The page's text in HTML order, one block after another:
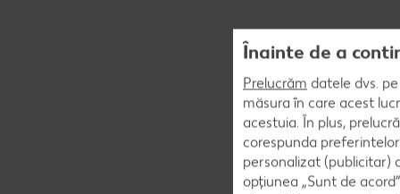
Înainte de a
Prelucrăm datele dvs.
măsura în care acest
acestuia. În plus,
corespunda
personalizat (publicitar)
opțiunea „Sunt de